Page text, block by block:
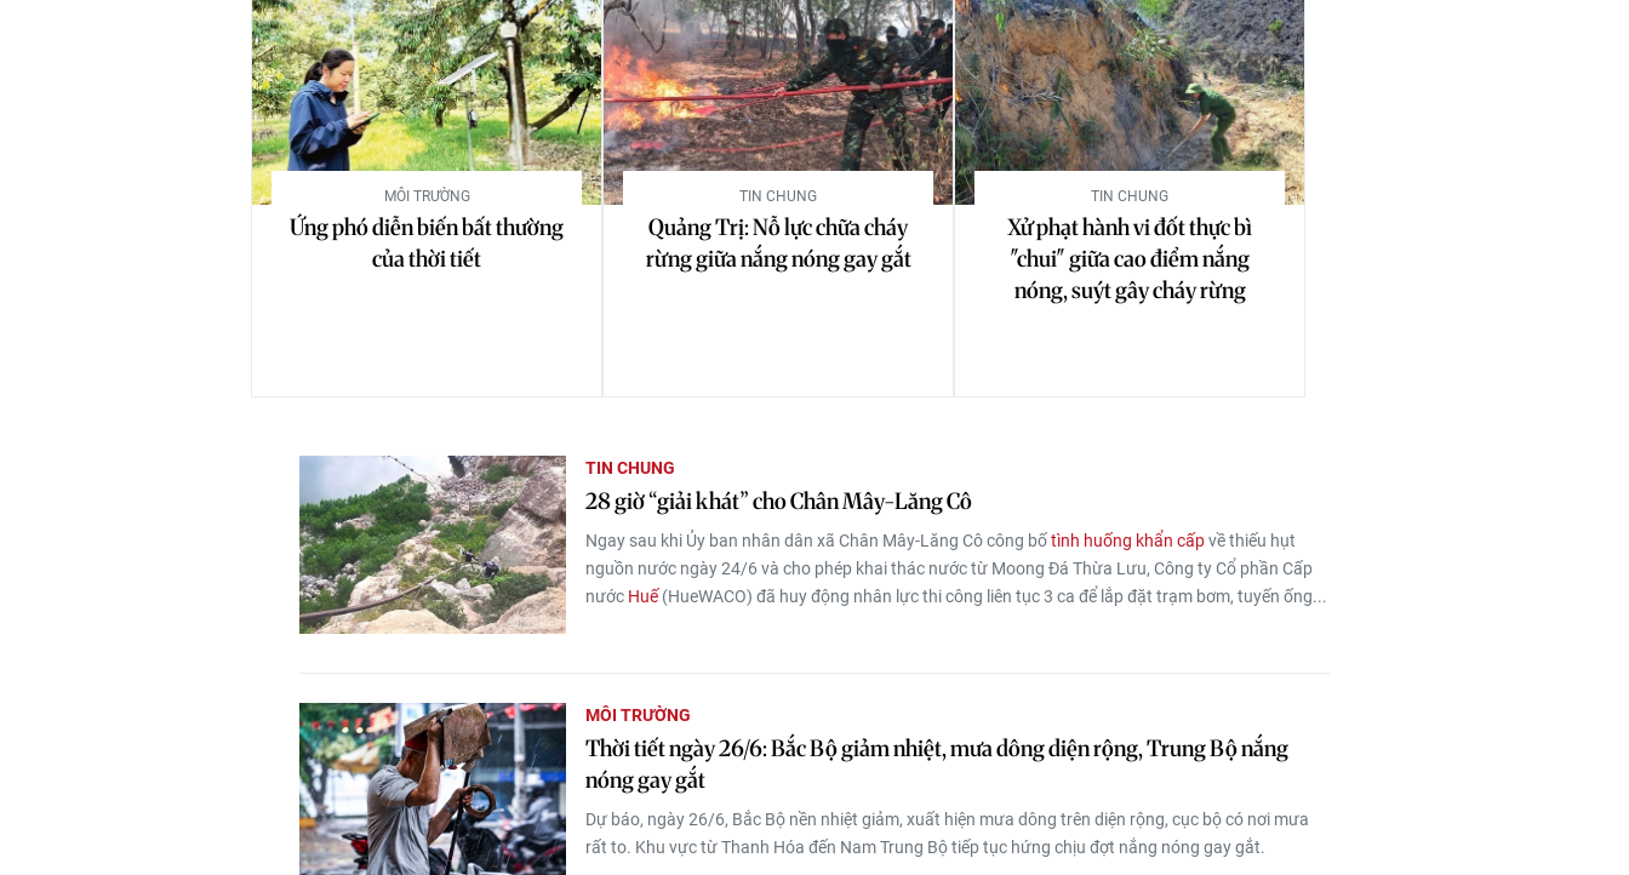
MÔI TRƯỜNG
Ứng phó diễn biến bất thường
của thời tiết
TIN CHUNG
Quảng Trị: Nỗ lực chữa cháy
rừng giữa nắng nóng gay gắt
TIN CHUNG
Xử phạt hành vi đốt thực bì
"chui" giữa cao điểm nắng
nóng, suýt gây cháy rừng
TIN CHUNG
28 giờ “giải khát” cho Chân Mây-Lăng Cô
Ngay sau khi Ủy ban nhân dân xã Chân Mây-Lăng Cô công bốtình huống khẩn cấpvề thiếu hụt
nguồn nước ngày 24/6 và cho phép khai thác nước từ Moong Đá Thừa Lưu, Công ty Cổ phần Cấp
nước Huế(HueWACO) đã huy động nhân lực thi công liên tục 3 ca để lắp đặt trạm bơm, tuyến ống...
MÔI TRƯỜNG
Thời tiết ngày 26/6: Bắc Bộ giảm nhiệt, mưa dông diện rộng, Trung Bộ nắng
nóng gay gắt
Dự báo, ngày 26/6, Bắc Bộ nền nhiệt giảm, xuất hiện mưa dông trên diện rộng, cục bộ có nơi mưa
rất to. Khu vực từ Thanh Hóa đến Nam Trung Bộ tiếp tục hứng chịu đợt nắng nóng gay gắt.